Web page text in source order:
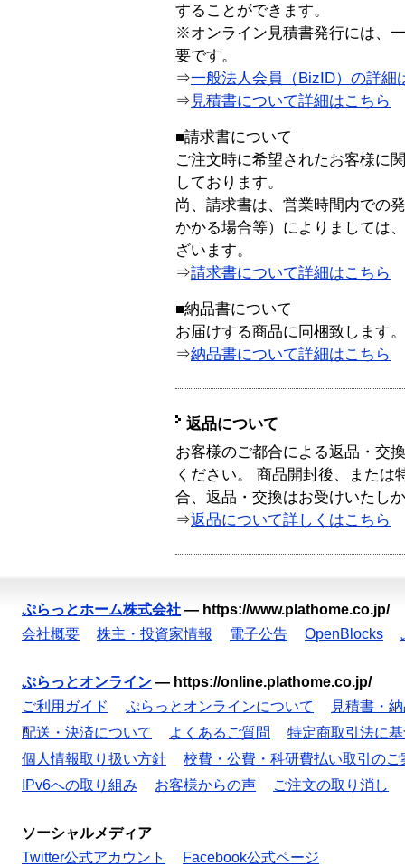
することができます。
※オンライン見積書発行には、
要です。
⇒一般法人会員（BizID）の詳細
⇒ 見積書について詳細はこちら
■請求書について
ご注文時に希望されたお客様に
しております。
尚、請求書は、営業時間内での
かかる場合等）によりましては
ざいます。
⇒請求書について詳細はこちら
■納品書について
お届けする商品に同梱致します。
⇒納品書について詳細はこちら
返品について
お客様のご都合による返品・交
ください。 商品開封後、または
合、返品・交換はお受けいたし
⇒返品について詳しくはこちら
ぷらっとホーム株式会社 — https://www.plathome.co.jp/
会社概要
株主・投資家情報 電子公告 OpenBlocks
ぷらっとオンライン — https://online.plathome.co.jp/
ご利用ガイド
ぷらっとオンラインについて
見積書・
配送・決済について
よくあるご質問
特定商取引法に
個人情報取り扱い方針
校費・公費・科研費払い取引のご
IPv6への取り組み
お客様からの声 ご注文の取り消し
ソーシャルメディア
Twitter公式アカウント
Facebook公式ページ